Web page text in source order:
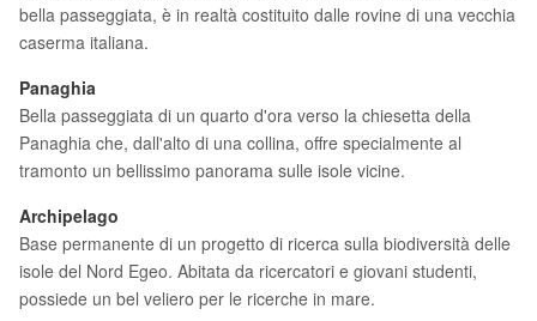
bella passeggiata, è in realtà costituito dalle rovine di una vecchia
caserma italiana.
Panaghia
Bella passeggiata di un quarto d'ora verso la chiesetta della
Panaghia che, dall'alto di una collina, offre specialmente al
tramonto un bellissimo panorama sulle isole vicine.
Archipelago
Base permanente di un progetto di ricerca sulla biodiversità delle
isole del Nord Egeo. Abitata da ricercatori e giovani studenti,
possiede un bel veliero per le ricerche in mare.